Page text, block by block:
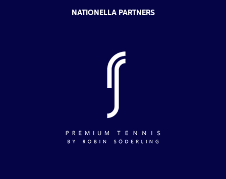
NATIONELLA PARTNERS